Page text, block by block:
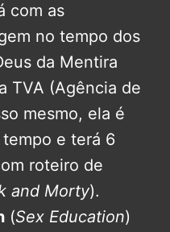
com as
no tempo dos
da Mentira
TVA (Agência de
mesmo, ela é
e terá 6
roteiro de
and Morty).
(Sex Education)